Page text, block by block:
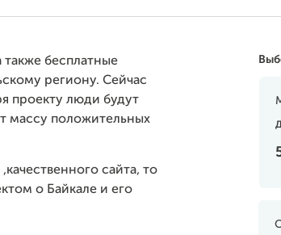
бесплатные
региону. Сейчас
проекту люди будут
массу положительных
сайта, то
о Байкале и его